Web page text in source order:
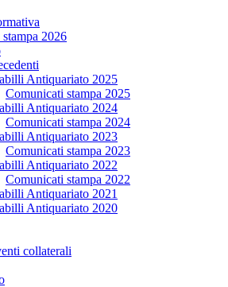
2026
Antiquariato 2025
Comunicati stampa 2025
Antiquariato 2024
Comunicati stampa 2024
Antiquariato 2023
Comunicati stampa 2023
Antiquariato 2022
Comunicati stampa 2022
Antiquariato 2021
Antiquariato 2020
collaterali